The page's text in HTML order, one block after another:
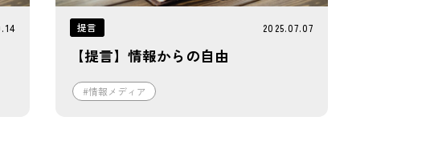
提言 2025.07.07
【提言】情報からの自由
#情報メディア